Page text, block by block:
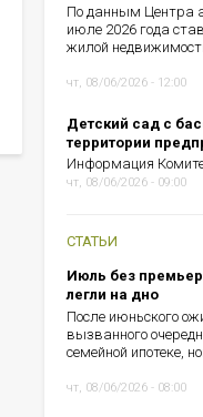
По данным Центра
июле 2026 года
жилой
чт, 08/06/2026 - 12:00
Детский сад с
территории
Информация
чт, 08/06/2026 - 09:00
СТАТЬИ
Июль без
легли на дно
После июньского
вызванного
семейной ипотеке,
чт, 08/06/2026 - 08:00